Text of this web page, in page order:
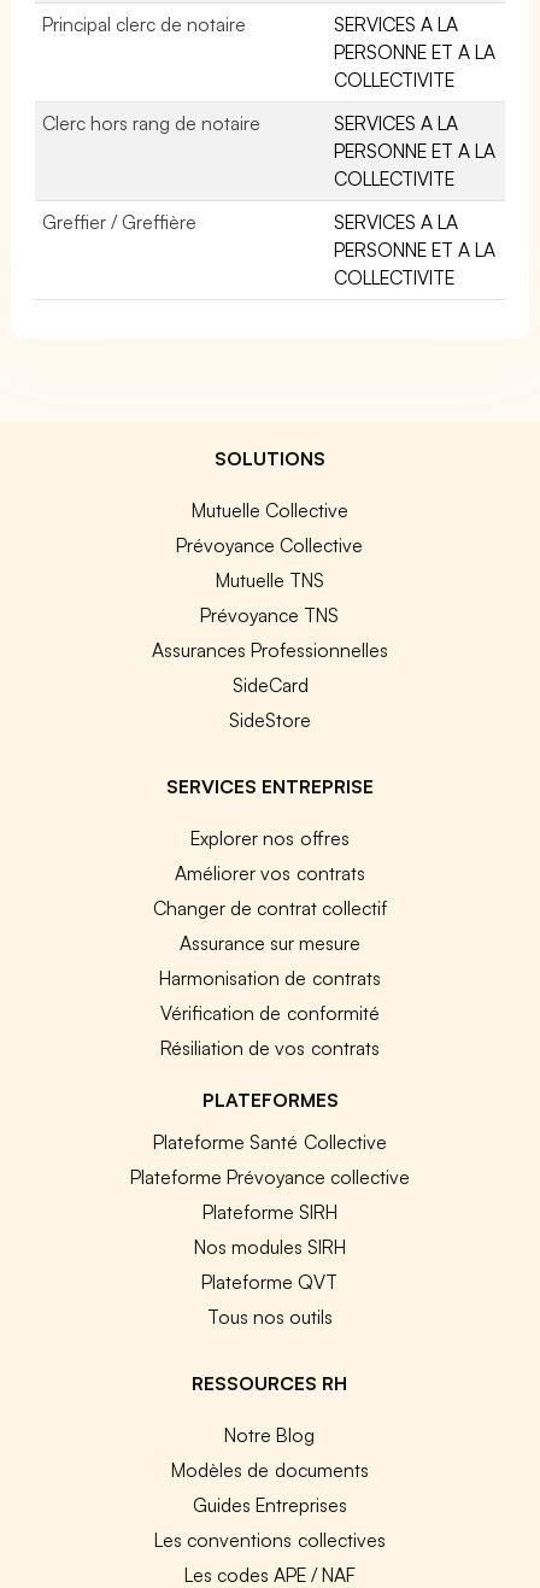
Principal clerc de notaire
SERVICES A LA
PERSONNE ET A LA
COLLECTIVITE
Clerc hors rang de notaire
SERVICES A LA
PERSONNE ET A LA
COLLECTIVITE
Greffier / Greffière
SERVICES A LA
PERSONNE ET A LA
COLLECTIVITE
SOLUTIONS
Mutuelle Collective
Prévoyance Collective
Mutuelle TNS
Prévoyance TNS
Assurances Professionnelles
SideCard
SideStore
SERVICES ENTREPRISE
Explorer nos offres
Améliorer vos contrats
Changer de contrat collectif
Assurance sur mesure
Harmonisation de contrats
Vérification de conformité
Résiliation de vos contrats
PLATEFORMES
Plateforme Santé Collective
Plateforme Prévoyance collective
Plateforme SIRH
Nos modules SIRH
Plateforme QVT
Tous nos outils
RESSOURCES RH
Notre Blog
Modèles de documents
Guides Entreprises
Les conventions collectives
Les codes APE / NAF